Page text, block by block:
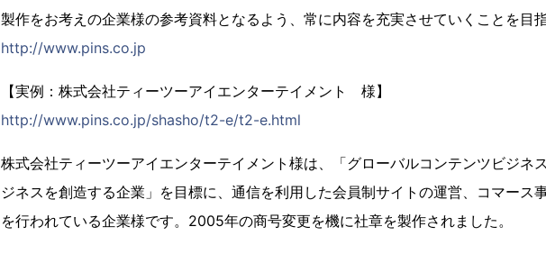
製作をお考えの企業様の参考資料となるよう、常に内容を充実させていくことを目
http://www.pins.co.jp
【実例：株式会社ティーツーアイエンターテイメント 様】
http://www.pins.co.jp/shasho/t2-e/t2-e.html
株式会社ティーツーアイエンターテイメント様は、「グローバルコンテンツビジネ
ジネスを創造する企業」を目標に、通信を利用した会員制サイトの運営、コマース
を行われている企業様です。2005年の商号変更を機に社章を製作されました。